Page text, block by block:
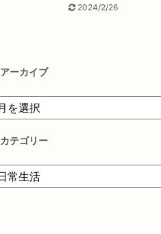
2024/2/26
アーカイブ
カテゴリー